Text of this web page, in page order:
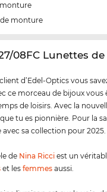
monture
08FC Lunettes
d’Edel-Optics vous
ce morceau de bijoux vous
de loisirs. Avec la
tu es pionnière. Pour la
sa collection pour 2025.
de Nina Ricci est un
et lesfemmes aussi.